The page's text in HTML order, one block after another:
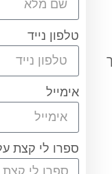
טלפון נייד
אימייל
ספרו לי קצת